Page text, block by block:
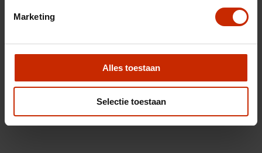
Marketing
Alles toestaan
Selectie toestaan